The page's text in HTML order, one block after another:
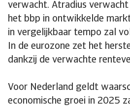
verwacht. Atradius
het bbp in ontwikkelde
in vergelijkbaar tempo zal
In de eurozone zet het
dankzij de verwachte
Voor Nederland geldt
economische groei in 2025